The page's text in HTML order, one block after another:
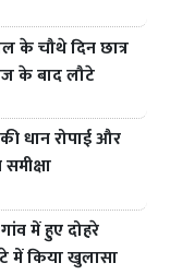
के चौथे दिन छात्र
के बाद लौटे
धान रोपाई और
में हुए दोहरे
में किया खुलासा